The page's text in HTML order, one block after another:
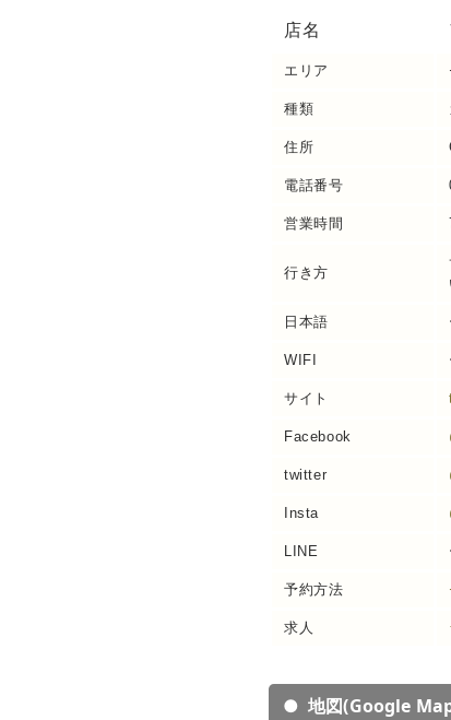
店名
エリア
種類
住所
電話番号
営業時間
行き方
日本語
WIFI
サイト
Facebook
twitter
Insta
LINE
予約方法
求人
地図(Google